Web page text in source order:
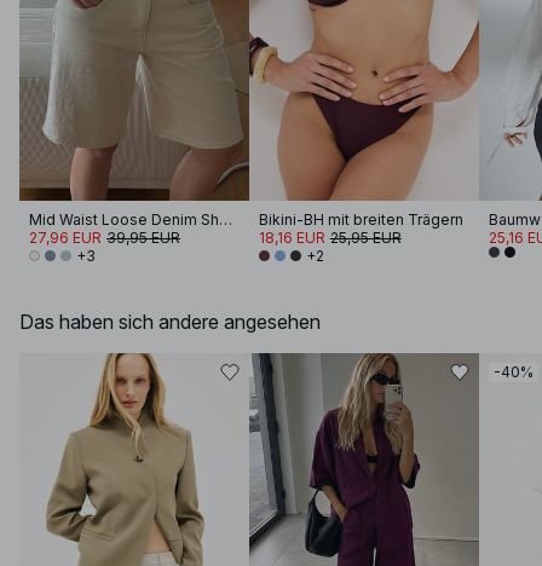
Mid Waist Loose Denim Shorts
27,96 EUR 39,95 EUR
+3
Bikini-BH mit breiten Trägern
18,16 EUR 25,95 EUR
+2
25,16
Das haben sich andere angesehen
-40%